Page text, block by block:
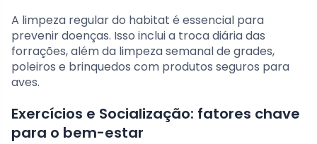
A limpeza regular do habitat é essencial para
prevenir doenças. Isso inclui a troca diária das
forrações, além da limpeza semanal de grades,
poleiros e brinquedos com produtos seguros para
aves.
Exercícios e Socialização: fatores chave
para o bem-estar